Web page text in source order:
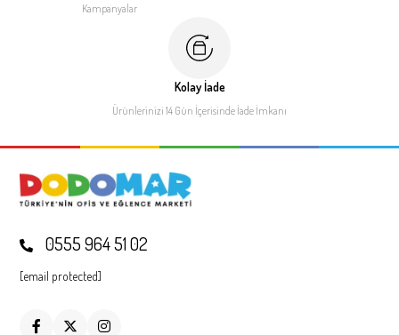
Kampanyalar
Kolay İade
Ürünlerinizi 14 Gün İçerisinde İade İmkanı
0555 964 51 02
[email protected]